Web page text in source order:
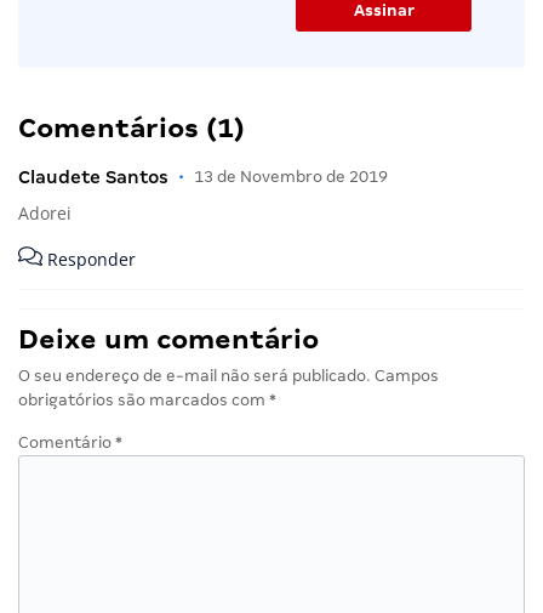
Comentários (1)
Claudete Santos • 13 de Novembro de 2019
Adorei
Responder
Deixe um comentário
O seu endereço de e-mail não será publicado. Campos
obrigatórios são marcados com *
Comentário *